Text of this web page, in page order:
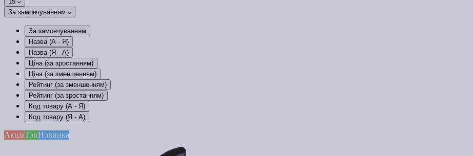
За замовчуванням
За замовчуванням
Назва (А - Я)
Назва (Я - А)
Ціна (за зростанням)
Ціна (за зменшенням)
Рейтинг (за зменшенням)
Рейтинг (за зростанням)
Код товару (А - Я)
Код товару (Я - А)
АкціяТопНовинка